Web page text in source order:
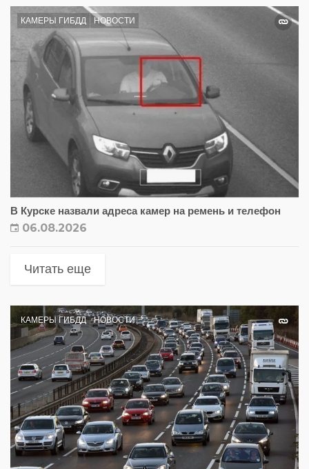
КАМЕРЫ ГИБДД НОВОСТИ
В Курске назвали адреса камер на ремень и телефон
06.08.2026
Читать еще
КАМЕРЫ ГИБДД НОВОСТИ